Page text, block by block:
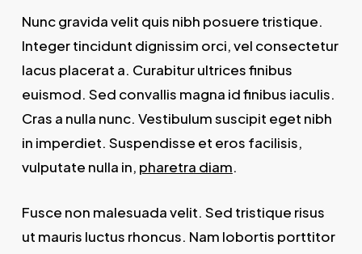
Nunc gravida velit quis nibh posuere tristique.
Integer tincidunt dignissim orci, vel consectetur
lacus placerat a. Curabitur ultrices finibus
euismod. Sed convallis magna id finibus iaculis.
Cras a nulla nunc. Vestibulum suscipit eget nibh
in imperdiet. Suspendisse et eros facilisis,
vulputate nulla in, pharetra diam.
Fusce non malesuada velit. Sed tristique risus
ut mauris luctus rhoncus. Nam lobortis porttitor